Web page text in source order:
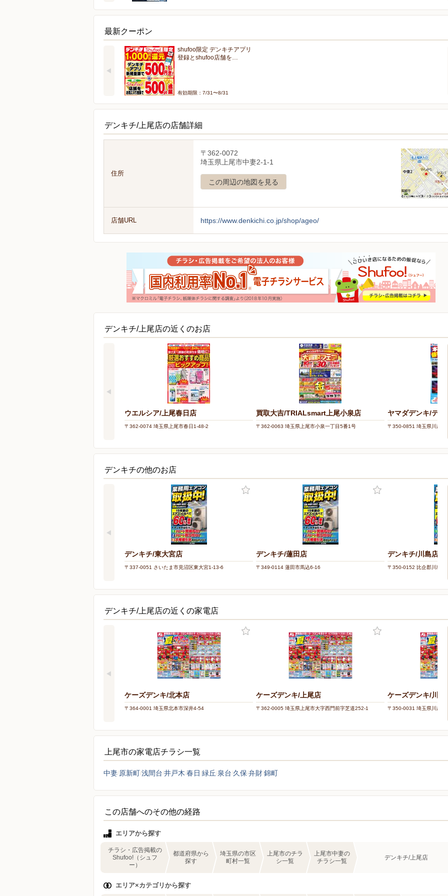
最新クーポン
shufoo限定 デンキチアプリ
登録とshufoo店舗を…
有効期限：7/31〜8/31
デンキチ/上尾店の店舗詳細
住所
〒362-0072
埼玉県上尾市中妻2-1-1
この周辺の地図を見る
店舗URL https://www.denkichi.co.jp/shop/ageo/
デンキチ/上尾店の近くのお店
ウエルシア/上尾春日店
〒362-0074 埼玉県上尾市春日1-48-2
買取大吉/TRIALsmart上尾小泉店
〒362-0063 埼玉県上尾市小泉一丁目5番1号
ヤマダデンキ/テ
〒350-0851 埼玉県川越市
デンキチの他のお店
デンキチ/東大宮店
〒337-0051 さいたま市見沼区東大宮1-13-6
デンキチ/蓮田店
〒349-0114 蓮田市馬込6-16
デンキチ/川島店
〒350-0152 比企郡川島町
デンキチ/上尾店の近くの家電店
ケーズデンキ/北本店
〒364-0001 埼玉県北本市深井4-54
ケーズデンキ/上尾店
〒362-0005 埼玉県上尾市大字西門前字芝道252-1
ケーズデンキ/川越
〒350-0031 埼玉県川越市
上尾市の家電店チラシ一覧
中妻 原新町浅間台 井戸木 春日 緑丘 泉台 久保 弁財錦町
この店舗へのその他の経路
エリアから探す
チラシ・広告掲載の
Shufoo!（シュフ
ー）
都道府県から
探す
埼玉県の市区
町村一覧
上尾市のチラ
シ一覧
上尾市中妻の
チラシ一覧
デンキチ/上尾店
エリア×カテゴリから探す